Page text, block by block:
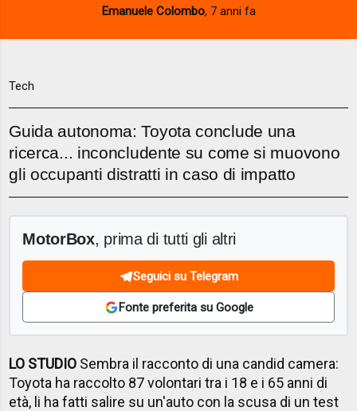
Emanuele Colombo, 7 anni fa
Tech
Guida autonoma: Toyota conclude una
ricerca... inconcludente su come si muovono
gli occupanti distratti in caso di impatto
MotorBox, prima di tutti gli altri
Seguici su Telegram
Fonte preferita su Google
LO STUDIO Sembra il racconto di una candid camera:
Toyota ha raccolto 87 volontari tra i 18 e i 65 anni di
età, li ha fatti salire su un'auto con la scusa di un test